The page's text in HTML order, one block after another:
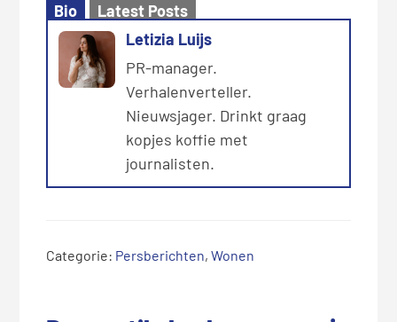
Bio
Latest Posts
Letizia Luijs
PR-manager.
Verhalenverteller.
Nieuwsjager. Drinkt graag
kopjes koffie met
journalisten.
Categorie: Persberichten,Wonen